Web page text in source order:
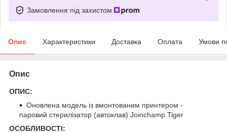
Замовлення під захистом
Опис Характеристики Доставка Оплата Умови
Опис
ОПИС:
Оновлена модель із вмонтованим принтером -
паровий стерилізатор (автоклав) Joinchamp Tiger
ОСОБЛИВОСТІ: